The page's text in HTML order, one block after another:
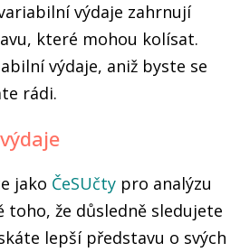
výdaje zahrnují
které mohou kolísat.
výdaje, aniž byste se
rádi.
jako ČeSUčty pro analýzu
toho, že důsledně sledujete
lepší představu o svých